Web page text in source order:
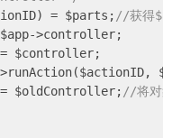
= $parts; //获得
>controller;
$controller;
$oldController;
//将对